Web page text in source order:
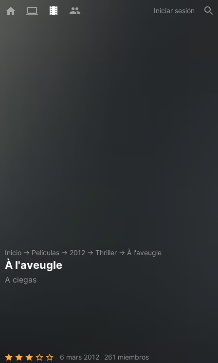
Iniciar sesión
Inicio → Películas → 2012 → Thriller → À l'aveugle
À l'aveugle
A ciegas
6 mars 2012 261 miembros